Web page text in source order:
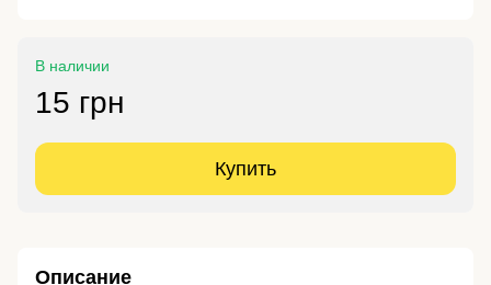
В наличии
15 грн
Купить
Описание